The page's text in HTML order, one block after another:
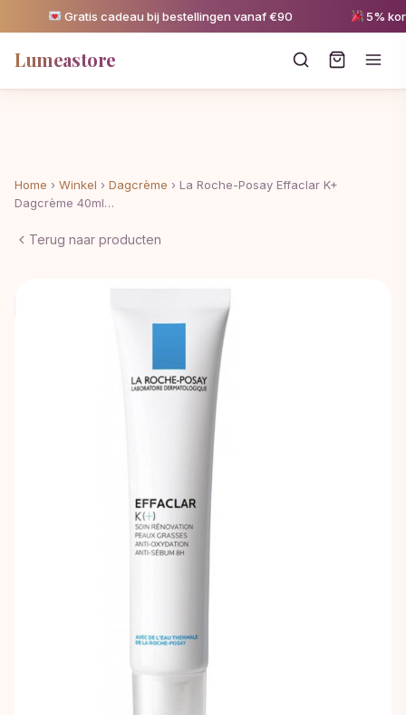
Gratis cadeau bij bestellingen vanaf €90 5%
Lumeastore
Home › Winkel › Dagcrème › La Roche-Posay Effaclar K+
Dagcrème 40ml…
Terug naar producten